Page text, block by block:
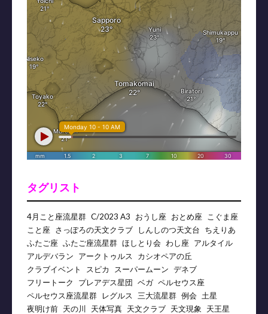
タグリスト
4月こと座流星群 C/2023 A3 おうし座 おとめ座 こぐま座
こと座 さっぽろの天文クラブ しんしのつ天文台
ちえりあ
ふたご座 ふたご座流星群 ほしとり会 わし座 アルタイル
アルデバラン
アークトゥルス
カシオペアの丘
クラブイベント
スピカ スーパームーン デネブ
フリートーク
プレアデス星団 ベガ ペルセウス座
ペルセウス座流星群
レグルス 三大流星群 例会 土星
夜明け前 天の川 天体写真 天文クラブ 天文現象 天王星